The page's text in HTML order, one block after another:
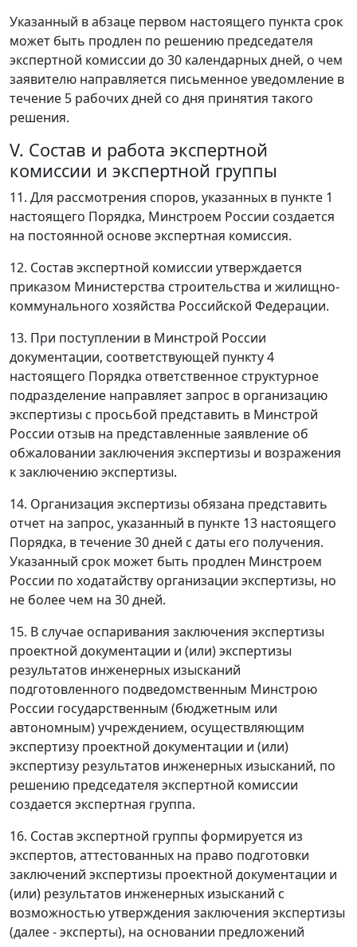
Указанный в абзаце первом настоящего пункта срок
может быть продлен по решению председателя
экспертной комиссии до 30 календарных дней, о чем
заявителю направляется письменное уведомление в
течение 5 рабочих дней со дня принятия такого
решения.
V. Состав и работа экспертной
комиссии и экспертной группы
11. Для рассмотрения споров, указанных в пункте 1
настоящего Порядка, Минстроем России создается
на постоянной основе экспертная комиссия.
12. Состав экспертной комиссии утверждается
приказом Министерства строительства и жилищно-
коммунального хозяйства Российской Федерации.
13. При поступлении в Минстрой России
документации, соответствующей пункту 4
настоящего Порядка ответственное структурное
подразделение направляет запрос в организацию
экспертизы с просьбой представить в Минстрой
России отзыв на представленные заявление об
обжаловании заключения экспертизы и возражения
к заключению экспертизы.
14. Организация экспертизы обязана представить
отчет на запрос, указанный в пункте 13 настоящего
Порядка, в течение 30 дней с даты его получения.
Указанный срок может быть продлен Минстроем
России по ходатайству организации экспертизы, но
не более чем на 30 дней.
15. В случае оспаривания заключения экспертизы
проектной документации и (или) экспертизы
результатов инженерных изысканий
подготовленного подведомственным Минстрою
России государственным (бюджетным или
автономным) учреждением, осуществляющим
экспертизу проектной документации и (или)
экспертизу результатов инженерных изысканий, по
решению председателя экспертной комиссии
создается экспертная группа.
16. Состав экспертной группы формируется из
экспертов, аттестованных на право подготовки
заключений экспертизы проектной документации и
(или) результатов инженерных изысканий с
возможностью утверждения заключения экспертизы
(далее - эксперты), на основании предложений